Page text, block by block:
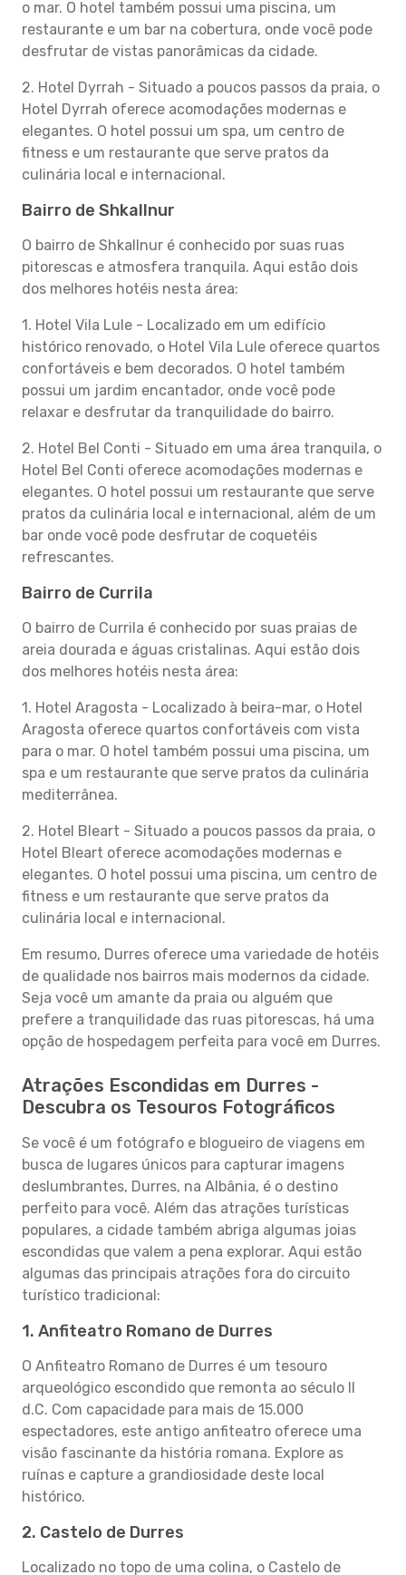
o mar. O hotel também possui uma piscina, um
restaurante e um bar na cobertura, onde você pode
desfrutar de vistas panorâmicas da cidade.
2. Hotel Dyrrah - Situado a poucos passos da praia, o
Hotel Dyrrah oferece acomodações modernas e
elegantes. O hotel possui um spa, um centro de
fitness e um restaurante que serve pratos da
culinária local e internacional.
Bairro de Shkallnur
O bairro de Shkallnur é conhecido por suas ruas
pitorescas e atmosfera tranquila. Aqui estão dois
dos melhores hotéis nesta área:
1. Hotel Vila Lule - Localizado em um edifício
histórico renovado, o Hotel Vila Lule oferece quartos
confortáveis e bem decorados. O hotel também
possui um jardim encantador, onde você pode
relaxar e desfrutar da tranquilidade do bairro.
2. Hotel Bel Conti - Situado em uma área tranquila, o
Hotel Bel Conti oferece acomodações modernas e
elegantes. O hotel possui um restaurante que serve
pratos da culinária local e internacional, além de um
bar onde você pode desfrutar de coquetéis
refrescantes.
Bairro de Currila
O bairro de Currila é conhecido por suas praias de
areia dourada e águas cristalinas. Aqui estão dois
dos melhores hotéis nesta área:
1. Hotel Aragosta - Localizado à beira-mar, o Hotel
Aragosta oferece quartos confortáveis com vista
para o mar. O hotel também possui uma piscina, um
spa e um restaurante que serve pratos da culinária
mediterrânea.
2. Hotel Bleart - Situado a poucos passos da praia, o
Hotel Bleart oferece acomodações modernas e
elegantes. O hotel possui uma piscina, um centro de
fitness e um restaurante que serve pratos da
culinária local e internacional.
Em resumo, Durres oferece uma variedade de hotéis
de qualidade nos bairros mais modernos da cidade.
Seja você um amante da praia ou alguém que
prefere a tranquilidade das ruas pitorescas, há uma
opção de hospedagem perfeita para você em Durres.
Atrações Escondidas em Durres -
Descubra os Tesouros Fotográficos
Se você é um fotógrafo e blogueiro de viagens em
busca de lugares únicos para capturar imagens
deslumbrantes, Durres, na Albânia, é o destino
perfeito para você. Além das atrações turísticas
populares, a cidade também abriga algumas joias
escondidas que valem a pena explorar. Aqui estão
algumas das principais atrações fora do circuito
turístico tradicional:
1. Anfiteatro Romano de Durres
O Anfiteatro Romano de Durres é um tesouro
arqueológico escondido que remonta ao século II
d.C. Com capacidade para mais de 15.000
espectadores, este antigo anfiteatro oferece uma
visão fascinante da história romana. Explore as
ruínas e capture a grandiosidade deste local
histórico.
2. Castelo de Durres
Localizado no topo de uma colina, o Castelo de